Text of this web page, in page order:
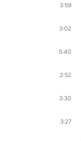
3:59
3:02
5:40
2:52
3:30
3:27